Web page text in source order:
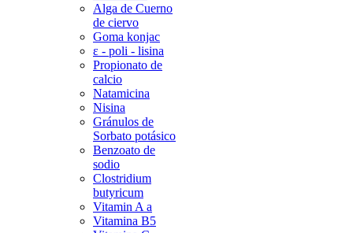
Alga de Cuerno
de ciervo
Goma konjac
ε - poli - lisina
Propionato de
calcio
Natamicina
Nisina
Gránulos de
Sorbato potásico
Benzoato de
sodio
Clostridium
butyricum
Vitamin A a
Vitamina B5